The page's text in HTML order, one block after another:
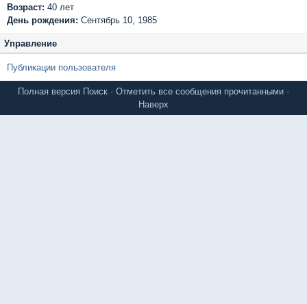
Возраст: 40 лет
День рождения: Сентябрь 10, 1985
Управление
Публикации пользователя
Полная версия Поиск · Отметить все сообщения прочитанными ·
Наверх